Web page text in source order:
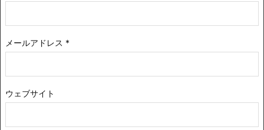
メールアドレス *
ウェブサイト